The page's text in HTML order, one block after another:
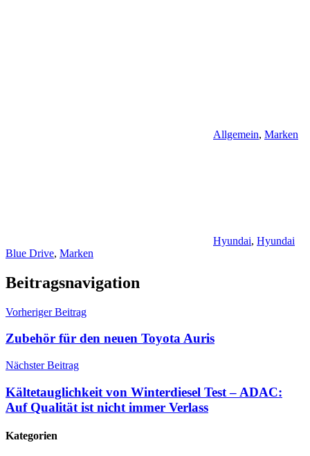
Allgemein, Marken
Hyundai, Hyundai
Blue Drive, Marken
Beitragsnavigation
Vorheriger Beitrag
Zubehör für den neuen Toyota Auris
Nächster Beitrag
Kältetauglichkeit von Winterdiesel Test – ADAC:
Auf Qualität ist nicht immer Verlass
Kategorien